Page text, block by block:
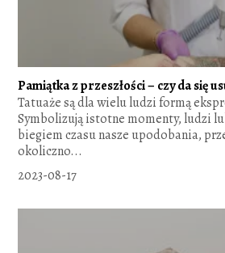
Pamiątka z przeszłości – czy da się
Tatuaże są dla wielu ludzi formą
Symbolizują istotne momenty, ludzi
biegiem czasu nasze upodobania,
okoliczno...
2023-08-17